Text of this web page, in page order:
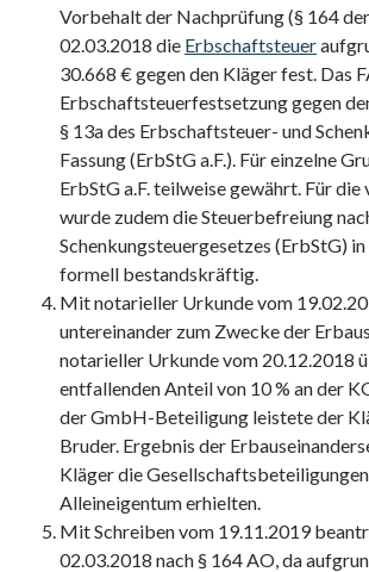
Vorbehalt der Nachprüfung (§ 164
02.03.2018 die Erbschaftsteuer
30.668 € gegen den Kläger fest. Das
Erbschaftsteuerfestsetzung gegen
§ 13a des Erbschaftsteuer- und
Fassung (ErbStG a.F.). Für einzelne
ErbStG a.F. teilweise gewährt. Für
wurde zudem die Steuerbefreiung
Schenkungsteuergesetzes (ErbStG)
formell bestandskräftig.
Mit notarieller Urkunde vom
untereinander zum Zwecke der
notarieller Urkunde vom 20.12.2018
entfallenden Anteil von 10 % an der
der GmbH-Beteiligung leistete der
Bruder. Ergebnis der
Kläger die
Alleineigentum erhielten.
Mit Schreiben vom 19.11.2019
02.03.2018 nach § 164 AO, da